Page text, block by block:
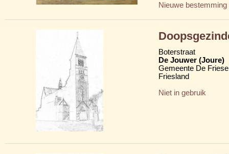
Nieuwe bestemming
Boterstraat
De Jouwer (Joure)
Gemeente De
Friesland
Niet in gebruik